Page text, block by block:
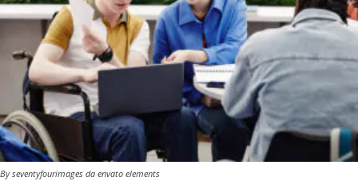
By seventyfourimages da envato elements